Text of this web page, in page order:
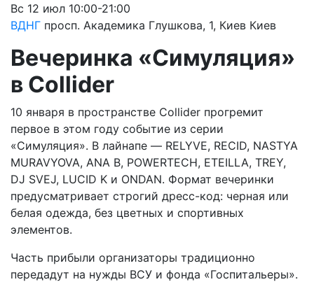
Вс 12 июл 10:00-21:00
ВДНГ просп. Академика Глушкова, 1, Киев Киев
Вечеринка «Симуляция»
в Collider
10 января в пространстве Collider прогремит
первое в этом году событие из серии
«Симуляция». В лайнапе — RELYVE, RECID, NASTYA
MURAVYOVA, ANA B, POWERTECH, ETEILLA, TREY,
DJ SVEJ, LUCID K и ONDAN. Формат вечеринки
предусматривает строгий дресс-код: черная или
белая одежда, без цветных и спортивных
элементов.
Часть прибыли организаторы традиционно
передадут на нужды ВСУ и фонда «Госпитальеры».